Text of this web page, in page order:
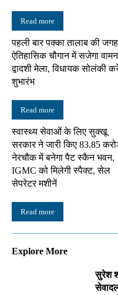
Read more
पहली बार पक्का तालाब की जगह
ऐतिहासिक चौगान में सजेगा वामन
द्वादशी मेला, विधायक सोलंकी
शुभारंभ
Read more
स्वास्थ्य सेवाओं के लिए सुक्खू
सरकार ने जारी किए 83.85
नेरचौक में बनेगा पैट स्कैन भवन,
IGMC को मिलेगी स्पैक्ट, सेल
सेपरेटर मशीनें
Read more
Explore More
सुरेश